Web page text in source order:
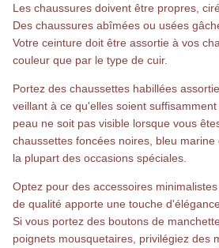
Les chaussures doivent être propres,
Des chaussures abîmées ou usées
Votre ceinture doit être assortie à vos
couleur que par le type de cuir.
Portez des chaussettes habillées
veillant à ce qu'elles soient
peau ne soit pas visible lorsque vous
chaussettes foncées noires, bleu
la plupart des occasions spéciales.
Optez pour des accessoires
de qualité apporte une touche
Si vous portez des boutons de
poignets mousquetaires, privilégiez des